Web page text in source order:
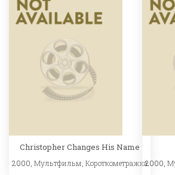
Christopher Changes His Name
2000, Мультфильм, Короткометражка2000,